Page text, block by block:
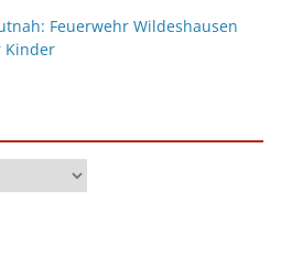
Feuerwehr Wildeshausen
Kinder